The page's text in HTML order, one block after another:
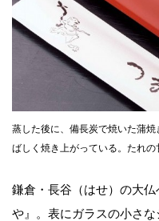
蒸した後に、備長炭で焼いた蒲
ばしく焼き上がっている。たれの
鎌倉・長谷（はせ）の大
や』。表にガラスの小さ